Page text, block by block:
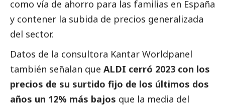
como vía de ahorro para las familias en España
y contener la subida de precios generalizada
del sector.
Datos de la consultora Kantar Worldpanel
también señalan que ALDI cerró 2023 con los
precios de su surtido fijo de los últimos dos
años un 12% más bajos que la media del